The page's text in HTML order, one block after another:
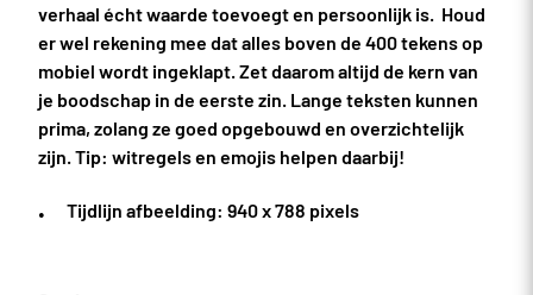
verhaal écht waarde toevoegt en persoonlijk is. Houd
er wel rekening mee dat alles boven de 400 tekens op
mobiel wordt ingeklapt. Zet daarom altijd de kern van
je boodschap in de eerste zin. Lange teksten kunnen
prima, zolang ze goed opgebouwd en overzichtelijk
zijn. Tip: witregels en emojis helpen daarbij!
Tijdlijn afbeelding: 940 x 788 pixels